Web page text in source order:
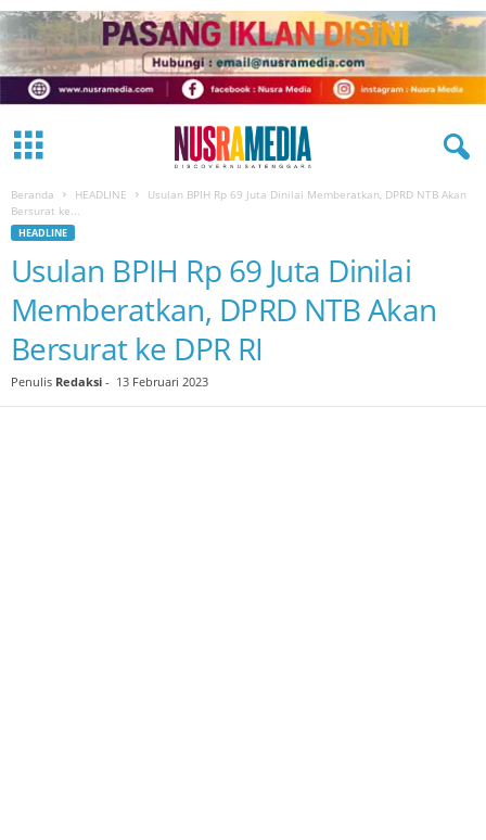
Beranda HEADLINE
Usulan BPIH Rp 69 Juta Dinilai Memberatkan, DPRD NTB Akan
Bersurat ke...
HEADLINE
Usulan BPIH Rp 69 Juta Dinilai
Memberatkan, DPRD NTB Akan
Bersurat ke DPR RI
Penulis Redaksi - 13 Februari 2023